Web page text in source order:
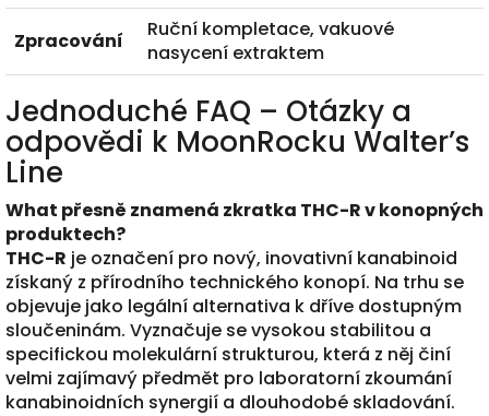
Zpracování
Ruční kompletace, vakuové
nasycení extraktem
Jednoduché FAQ – Otázky a
odpovědi k MoonRocku Walter’s
Line
What přesně znamená zkratka THC-R v konopných
produktech?
THC-R je označení pro nový, inovativní kanabinoid
získaný z přírodního technického konopí. Na trhu se
objevuje jako legální alternativa k dříve dostupným
sloučeninám. Vyznačuje se vysokou stabilitou a
specifickou molekulární strukturou, která z něj činí
velmi zajímavý předmět pro laboratorní zkoumání
kanabinoidních synergií a dlouhodobé skladování.